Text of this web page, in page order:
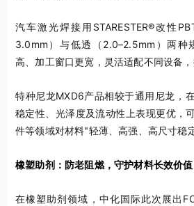
汽车激光焊接用STARESTER®改性
3.0mm）与低透（2.0–2.5mm）两种
高、加工窗口更宽，灵活适配不同设备，
特种尼龙MXD6产品相较于通用尼龙，
稳定性、光泽度及流动性上表现更优，
件等领域对材料"轻薄、高强、高尺寸稳
橡塑助剂：防老阻燃，守护材料长效价值
在橡塑助剂领域，中化国际此次展出